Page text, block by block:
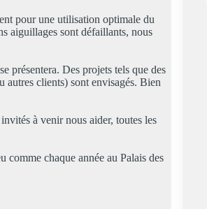
pour une utilisation optimale du
aiguillages sont défaillants, nous
présentera. Des projets tels que des
autres clients) sont envisagés. Bien
à venir nous aider, toutes les
comme chaque année au Palais des